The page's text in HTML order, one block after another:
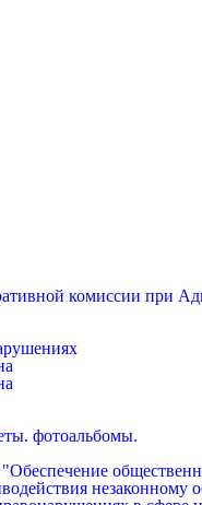
комиссии при
фотоальбомы.
незаконному